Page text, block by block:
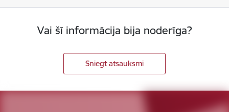
Vai šī informācija bija noderīga?
Sniegt atsauksmi